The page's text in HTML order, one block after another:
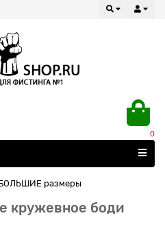
0
размеры
кружевное боди